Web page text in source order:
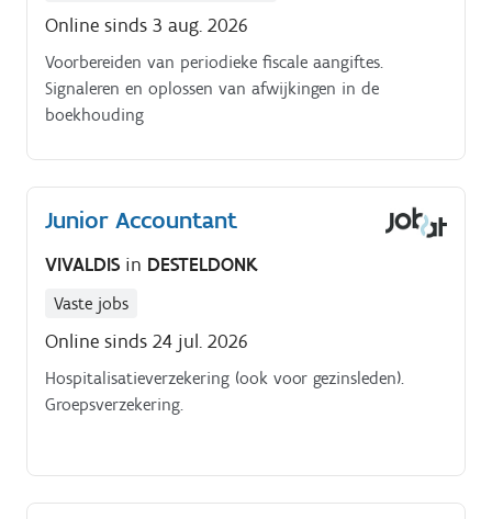
Online sinds 3 aug. 2026
Voorbereiden van periodieke fiscale aangiftes.
Signaleren en oplossen van afwijkingen in de
boekhouding
Junior Accountant
VIVALDIS in DESTELDONK
Vaste jobs
Online sinds 24 jul. 2026
Hospitalisatieverzekering (ook voor gezinsleden).
Groepsverzekering.